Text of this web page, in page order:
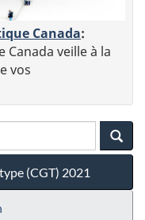
Canada:
veille à la
vos
(CGT) 2021